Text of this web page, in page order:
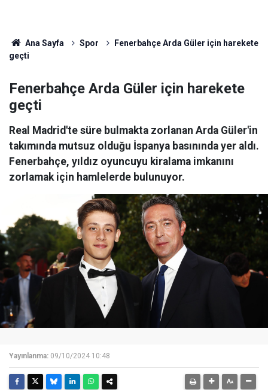
Ana Sayfa Spor
Fenerbahçe Arda Güler için harekete
geçti
Fenerbahçe Arda Güler için harekete
geçti
Real Madrid'te süre bulmakta zorlanan Arda Güler'in
takımında mutsuz olduğu İspanya basınında yer aldı.
Fenerbahçe, yıldız oyuncuyu kiralama imkanını
zorlamak için hamlelerde bulunuyor.
Yayınlanma: 09/10/2024 10:48